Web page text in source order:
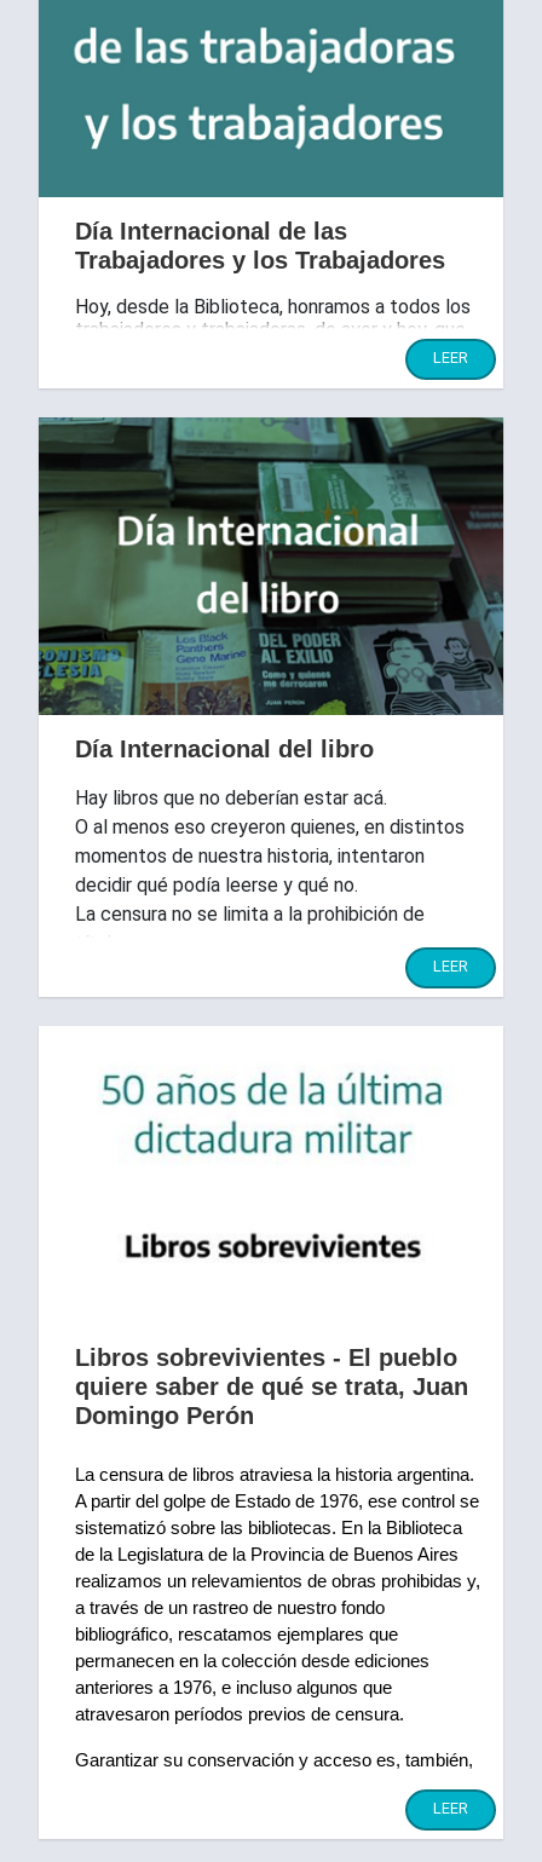
Día Internacional de las
Trabajadores y los Trabajadores
Hoy, desde la Biblioteca, honramos a todos los
trabajadores y trabajadoras, de ayer y hoy, que
LEER
Día Internacional del libro
Hay libros que no deberían estar acá.
O al menos eso creyeron quienes, en distintos
momentos de nuestra historia, intentaron
decidir qué podía leerse y qué no.
La censura no se limita a la prohibición de
títulos.
LEER
Libros sobrevivientes - El pueblo
quiere saber de qué se trata, Juan
Domingo Perón
La censura de libros atraviesa la historia argentina.
A partir del golpe de Estado de 1976, ese control se
sistematizó sobre las bibliotecas. En la Biblioteca
de la Legislatura de la Provincia de Buenos Aires
realizamos un relevamientos de obras prohibidas y,
a través de un rastreo de nuestro fondo
bibliográfico, rescatamos ejemplares que
permanecen en la colección desde ediciones
anteriores a 1976, e incluso algunos que
atravesaron períodos previos de censura.
Garantizar su conservación y acceso es, también,
LEER